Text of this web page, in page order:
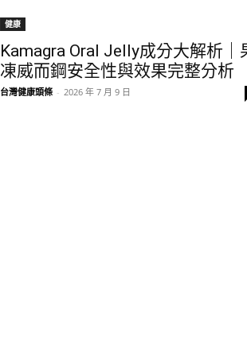
健康
Kamagra Oral Jelly成分大解析｜
凍威而鋼安全性與效果完整分析
台灣健康頭條 - 2026 年 7 月 9 日